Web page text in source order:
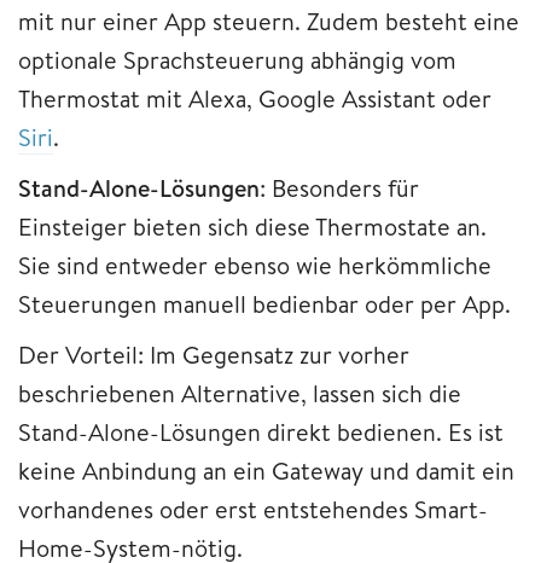
mit nur einer App steuern. Zudem besteht eine
optionale Sprachsteuerung abhängig vom
Thermostat mit Alexa, Google Assistant oder
Siri.
Stand-Alone-Lösungen: Besonders für
Einsteiger bieten sich diese Thermostate an.
Sie sind entweder ebenso wie herkömmliche
Steuerungen manuell bedienbar oder per App.
Der Vorteil: Im Gegensatz zur vorher
beschriebenen Alternative, lassen sich die
Stand-Alone-Lösungen direkt bedienen. Es ist
keine Anbindung an ein Gateway und damit ein
vorhandenes oder erst entstehendes Smart-
Home-System-nötig.